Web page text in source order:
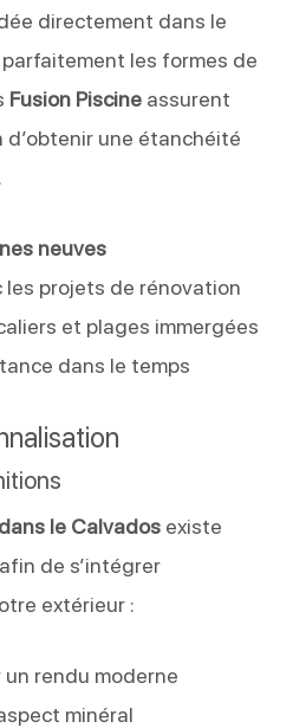
directement dans le
les formes de
Fusion Piscineassurent
une étanchéité
neuves
les projets de rénovation
et plages immergées
dans le temps
le Calvadosexiste
de s’intégrer
extérieur :
rendu moderne
minéral